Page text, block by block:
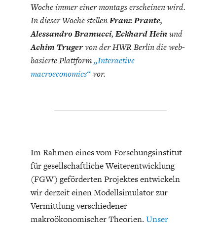
INDUSTRIEPOLITIK
CIRCULAR ECONOMY
ENERGIE & UMWELT
ENTWICKLUNGSPOLITIK
Woche immer einer montags erscheinen wird.
In dieser Woche stellenFranz Prante,
Alessandro Bramucci, Eckhard Heinund
Achim Trugervon der HWR Berlin die web-
basierte Plattform„Interactive
macroeconomics“vor.
Im Rahmen eines vom Forschungsinstitut
für gesellschaftliche Weiterentwicklung
(FGW) geförderten Projektes entwickeln
wir derzeit einen Modellsimulator zur
Vermittlung verschiedener
makroökonomischer Theorien. Unser